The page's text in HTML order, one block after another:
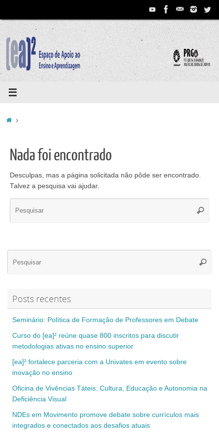
conteúdo
Home
Nada foi encontrado
Desculpas, mas a página solicitada não pôde ser encontrado.
Talvez a pesquisa vai ajudar.
Posts recentes
Seminário: Política de Formação de Professores em Debate
Curso do [ea]² reúne quase 800 inscritos para discutir
metodologias ativas no ensino superior
[ea]² fortalece parceria com a Univates em evento sobre
inovação no ensino
Oficina de Vivências Táteis: Cultura, Educação e Autonomia na
Deficiência Visual
NDEs em Movimento promove debate sobre currículos mais
integrados e conectados aos desafios atuais